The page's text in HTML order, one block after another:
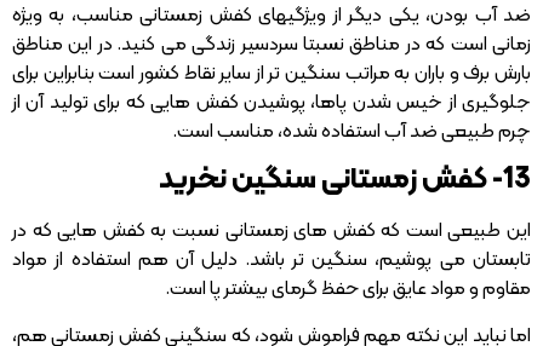
ضد آب بودن، یکی دیگر از ویژگیهای کفش زمستانی مناسب، به ویژه
زمانی است که در مناطق نسبتا سردسیر زندگی می کنید. در این مناطق
بارش برف و باران به مراتب سنگین تر از سایر نقاط کشور است بنابراین برای
جلوگیری از خیس شدن پاها، پوشیدن کفش هایی که برای تولید آن از
چرم طبیعی ضد آب استفاده شده، مناسب است.
13- کفش زمستانی سنگین نخرید
این طبیعی است که کفش های زمستانی نسبت به کفش هایی که در
تابستان می پوشیم، سنگین تر باشد. دلیل آن هم استفاده از مواد
مقاوم و مواد عایق برای حفظ گرمای بیشتر پا است.
اما نباید این نکته مهم فراموش شود، که سنگینی کفش زمستانی هم،